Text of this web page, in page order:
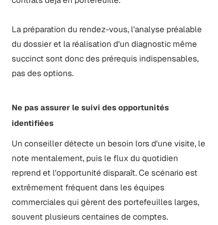
La préparation du rendez-vous, l'analyse préalable
du dossier et la réalisation d'un diagnostic même
succinct sont donc des prérequis indispensables,
pas des options.
Ne pas assurer le suivi des opportunités
identifiées
Un conseiller détecte un besoin lors d'une visite, le
note mentalement, puis le flux du quotidien
reprend et l'opportunité disparaît. Ce scénario est
extrêmement fréquent dans les équipes
commerciales qui gèrent des portefeuilles larges,
souvent plusieurs centaines de comptes.